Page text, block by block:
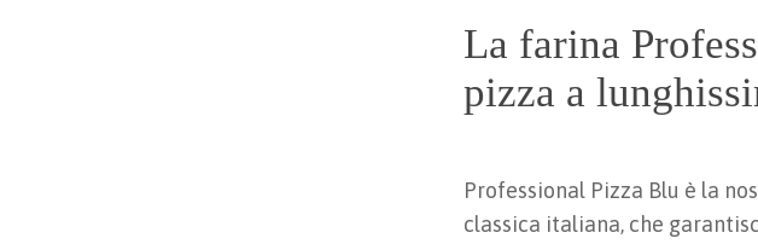
La farina
pizza a
Professional Pizza Blu è la
classica italiana, che